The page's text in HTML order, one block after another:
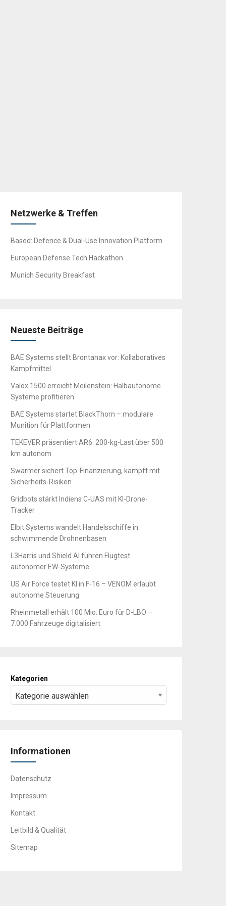
Netzwerke & Treffen
Based: Defence & Dual-Use Innovation Platform
European Defense Tech Hackathon
Munich Security Breakfast
Neueste Beiträge
BAE Systems stellt Brontanax vor: Kollaboratives
Kampfmittel
Valox 1500 erreicht Meilenstein: Halbautonome
Systeme profitieren
BAE Systems startet BlackThorn – modulare
Munition für Plattformen
TEKEVER präsentiert AR6: 200-kg-Last über 500
km autonom
Swarmer sichert Top-Finanzierung, kämpft mit
Sicherheits-Risiken
Gridbots stärkt Indiens C-UAS mit KI-Drone-
Tracker
Elbit Systems wandelt Handelsschiffe in
schwimmende Drohnenbasen
L3Harris und Shield AI führen Flugtest
autonomer EW-Systeme
US Air Force testet KI in F-16 – VENOM erlaubt
autonome Steuerung
Rheinmetall erhält 100 Mio. Euro für D-LBO –
7.000 Fahrzeuge digitalisiert
Kategorien
Informationen
Datenschutz
Impressum
Kontakt
Leitbild & Qualität
Sitemap